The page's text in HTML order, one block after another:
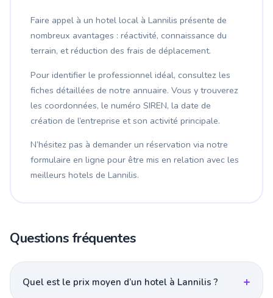
Faire appel à un hotel local à Lannilis présente de
nombreux avantages : réactivité, connaissance du
terrain, et réduction des frais de déplacement.
Pour identifier le professionnel idéal, consultez les
fiches détaillées de notre annuaire. Vous y trouverez
les coordonnées, le numéro SIREN, la date de
création de l’entreprise et son activité principale.
N’hésitez pas à demander un réservation via notre
formulaire en ligne pour être mis en relation avec les
meilleurs hotels de Lannilis.
Questions fréquentes
Quel est le prix moyen d’un hotel à Lannilis ?